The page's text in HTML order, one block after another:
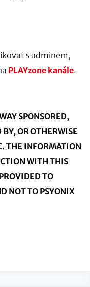
s adminem,
PLAYzone kanále.
SPONSORED,
OR OTHERWISE
THE INFORMATION
WITH THIS
TO
NOT TO PSYONIX